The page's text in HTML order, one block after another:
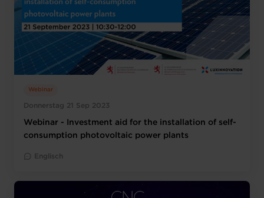
Donnerstag 21 Sep 2023
Webinar
Webinar - Investment aid for the installation of self-
consumption photovoltaic power plants
Englisch